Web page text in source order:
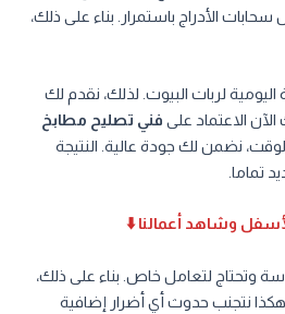
الأدراج باستمرار. بناء على ذلك،
اليومية لربات البيوت. لذلك، نقدم لك
الاعتماد على فني تصليح مطابخ
نضمن لك جودة عالية. النتيجة
تماما.
وشاهد أعمالنا ⬇️
وتحتاج لتعامل خاص. بناء على ذلك،
نتجنب حدوث أي أضرار إضافية